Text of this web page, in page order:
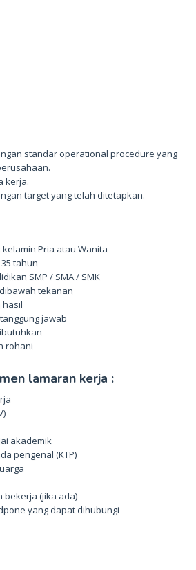
standar operational procedure yang
kerja.
target yang telah ditetapkan.
Pria atau Wanita
tahun
SMP / SMA / SMK
tekanan
hasil
jawab
rohani
lamaran kerja :
akademik
pengenal (KTP)
bekerja (jika ada)
yang dapat dihubungi